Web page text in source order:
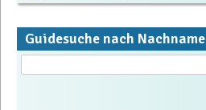
Guidesuche nach Nachname